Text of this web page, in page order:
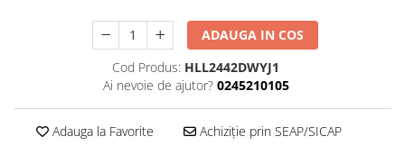
Accesorii Printing
ADAUGA IN COS
Cod Produs: HLL2442DWYJ1
Ai nevoie de ajutor? 0245210105
Adauga la Favorite Achiziție prin SEAP/SICAP